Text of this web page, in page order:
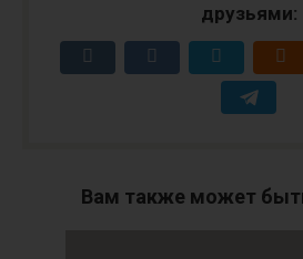
друзьями:
Вам также может